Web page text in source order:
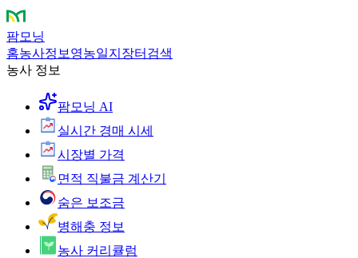
팜모닝
홈농사정보 영농일지 장터 검색
농사 정보
팜모닝 AI
실시간 경매 시세
시장별 가격
면적 직불금 계산기
숨은 보조금
병해충 정보
농사 커리큘럼